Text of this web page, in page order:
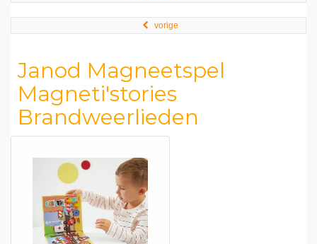
vorige
Janod Magneetspel
Magneti'stories
Brandweerlieden